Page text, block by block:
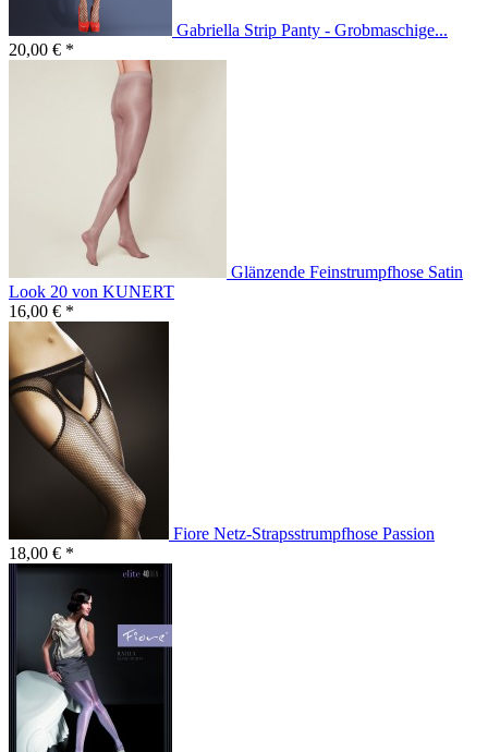
Gabriella Strip Panty - Grobmaschige...
20,00 € *
Glänzende Feinstrumpfhose Satin
Look 20 von KUNERT
16,00 € *
Fiore Netz-Strapsstrumpfhose Passion
18,00 € *